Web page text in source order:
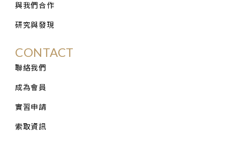
與我們合作
研究與發現
CONTACT
聯絡我們
成為會員
實習申請
索取資訊